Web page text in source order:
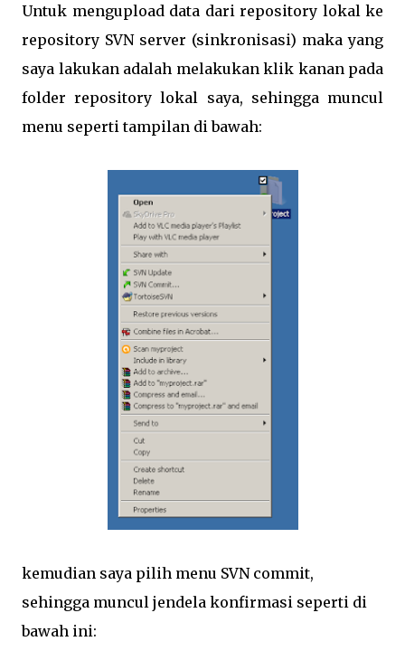
Untuk mengupload data dari repository lokal ke
repository SVN server (sinkronisasi) maka yang
saya lakukan adalah melakukan klik kanan pada
folder repository lokal saya, sehingga muncul
menu seperti tampilan di bawah:
kemudian saya pilih menu SVN commit,
sehingga muncul jendela konfirmasi seperti di
bawah ini: